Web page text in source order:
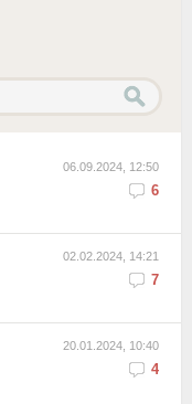
06.09.2024, 12:50
6
02.02.2024, 14:21
7
20.01.2024, 10:40
4